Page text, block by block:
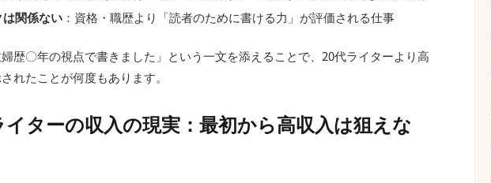
関係ない ：資格・職歴より「読者のために書ける力」が評価される仕事
歴〇年の視点で書きました」という一文を添えることで、20代ライターより高
れたことが何度もあります。
ターの収入の現実：最初から高収入は狙えな